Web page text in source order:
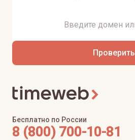
Проверить
Бесплатно по России
8 (800) 700-10-81